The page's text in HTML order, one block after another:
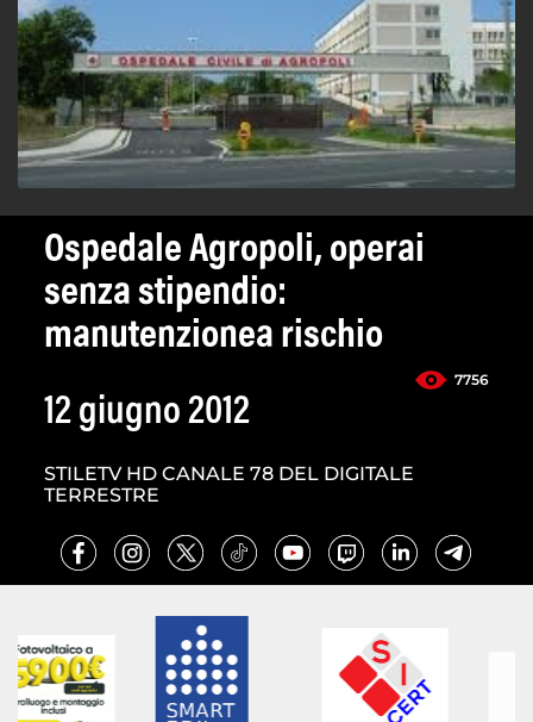
Ospedale Agropoli, operai
senza stipendio:
manutenzionea rischio
7756
12 giugno 2012
STILETV HD CANALE 78 DEL DIGITALE
TERRESTRE